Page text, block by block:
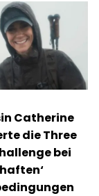
Catherine
die Three
bei